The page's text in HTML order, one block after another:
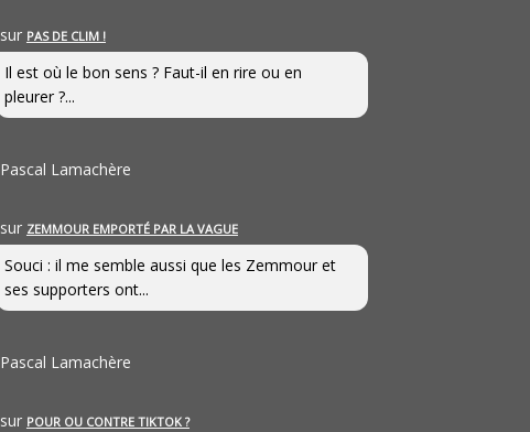
sur PAS DE CLIM !
Il est où le bon sens ? Faut-il en rire ou en
pleurer ?...
Pascal Lamachère
sur ZEMMOUR EMPORTÉ PAR LA VAGUE
Souci : il me semble aussi que les Zemmour et
ses supporters ont...
Pascal Lamachère
sur POUR OU CONTRE TIKTOK ?